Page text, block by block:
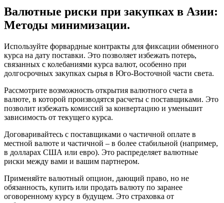
Валютные риски при закупках в Азии:
Методы минимизации.
Используйте форвардные контракты для фиксации обменного
курса на дату поставки. Это позволяет избежать потерь,
связанных с колебаниями курса валют, особенно при
долгосрочных закупках сырья в Юго-Восточной части света.
Рассмотрите возможность открытия валютного счета в
валюте, в которой производятся расчеты с поставщиками. Это
позволит избежать комиссий за конвертацию и уменьшит
зависимость от текущего курса.
Договаривайтесь с поставщиками о частичной оплате в
местной валюте и частичной – в более стабильной (например,
в долларах США или евро). Это распределяет валютные
риски между вами и вашим партнером.
Применяйте валютный опцион, дающий право, но не
обязанность, купить или продать валюту по заранее
оговоренному курсу в будущем. Это страховка от